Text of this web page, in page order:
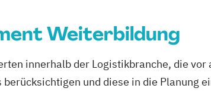
Weiterbildung
innerhalb der Logistikbranche, die
und diese in die Planung